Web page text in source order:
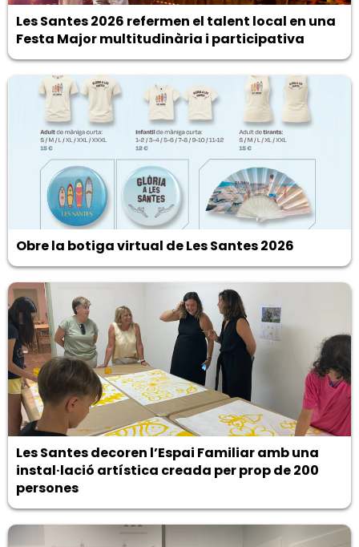
Les Santes 2026 refermen el talent local en una
Festa Major multitudinària i participativa
Obre la botiga virtual de Les Santes 2026
Les Santes decoren l’Espai Familiar amb una
instal·lació artística creada per prop de 200
persones